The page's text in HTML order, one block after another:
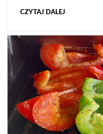
CZYTAJ DALEJ